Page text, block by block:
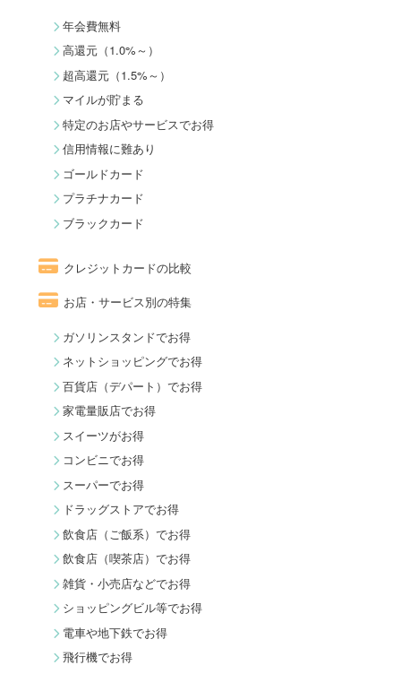
年会費無料
高還元（1.0%～）
超高還元（1.5%～）
マイルが貯まる
特定のお店やサービスでお得
信用情報に難あり
ゴールドカード
プラチナカード
ブラックカード
クレジットカードの比較
お店・サービス別の特集
ガソリンスタンドでお得
ネットショッピングでお得
百貨店（デパート）でお得
家電量販店でお得
スイーツがお得
コンビニでお得
スーパーでお得
ドラッグストアでお得
飲食店（ご飯系）でお得
飲食店（喫茶店）でお得
雑貨・小売店などでお得
ショッピングビル等でお得
電車や地下鉄でお得
飛行機でお得